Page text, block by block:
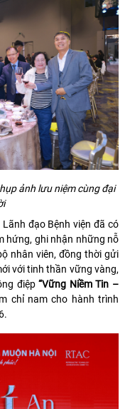
ảnh lưu niệm cùng đại
đạo Bệnh viện đã có
hứng, ghi nhận những nỗ
nhân viên, đồng thời gửi
với tinh thần vững vàng,
điệp“Vững Niềm Tin –
chỉ nam cho hành trình